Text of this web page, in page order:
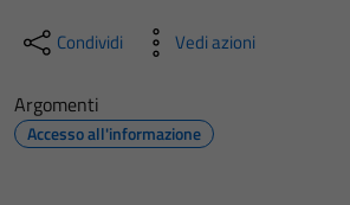
Condividi Vedi azioni
Argomenti
Accesso all'informazione